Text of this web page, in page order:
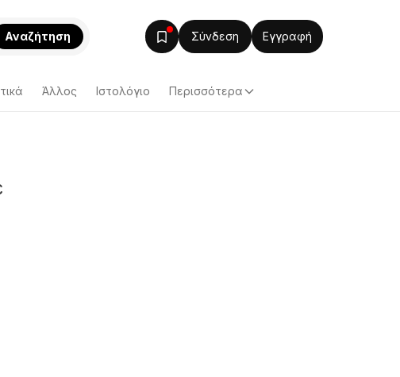
Αναζήτηση Σύνδεση Εγγραφή
Άλλος Ιστολόγιο Περισσότερα